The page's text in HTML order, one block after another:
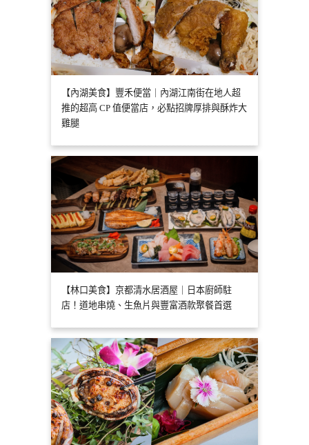
【內湖美食】豐禾便當｜內湖江南街在地人超
推的超高 CP 值便當店，必點招牌厚排與酥炸大
雞腿
【林口美食】京都清水居酒屋｜日本廚師駐
店！道地串燒、生魚片與豐富酒款聚餐首選